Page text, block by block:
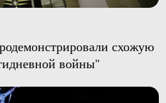
схожую
войны"